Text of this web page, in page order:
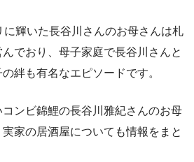
輝いた長谷川さんのお母さんは札
でおり、母子家庭で長谷川さんと
絆も有名なエピソードです。
ンビ錦鯉の長谷川雅紀さんのお母
家の居酒屋についても情報をまと